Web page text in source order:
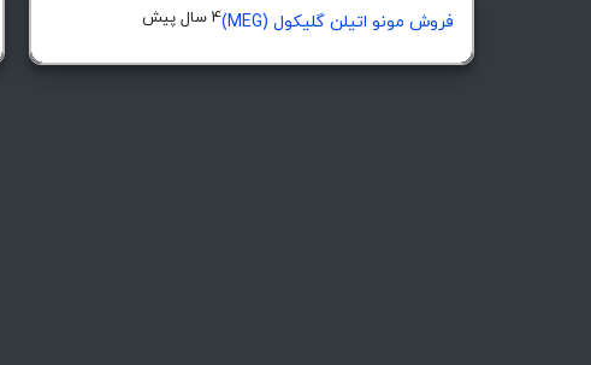
فروش مونو اتیلن گلیکول (MEG) 4 سال پیش